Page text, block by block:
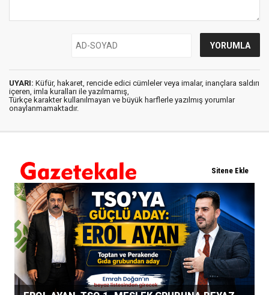
UYARI: Küfür, hakaret, rencide edici cümleler veya imalar, inançlara saldırı
içeren, imla kuralları ile yazılmamış,
Türkçe karakter kullanılmayan ve büyük harflerle yazılmış yorumlar
onaylanmamaktadır.